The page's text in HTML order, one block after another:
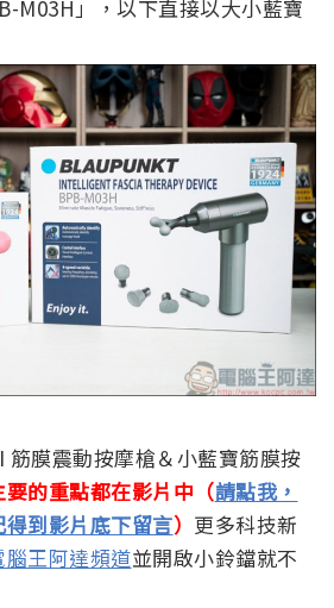
M03H」，以下直接以大小藍寶
筋膜震動按摩槍＆小藍寶筋膜按
要的重點都在影片中（請點我，
到影片底下留言） 更多科技新
腦王阿達頻道並開啟小鈴鐺就不